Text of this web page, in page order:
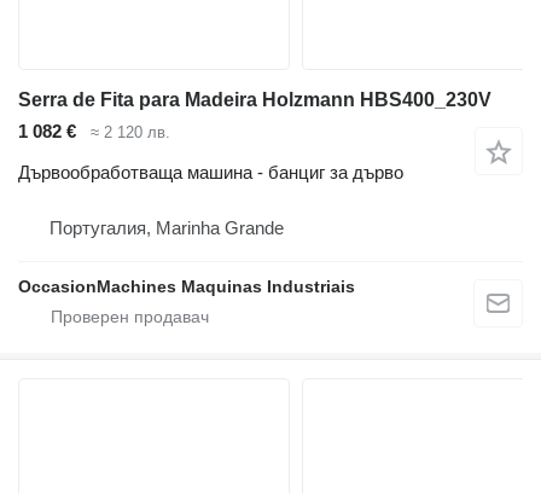
Serra de Fita para Madeira Holzmann HBS400_230V
1 082 €
≈ 2 120 лв.
Дървообработваща машина - банциг за дърво
Португалия, Marinha Grande
OccasionMachines Maquinas Industriais